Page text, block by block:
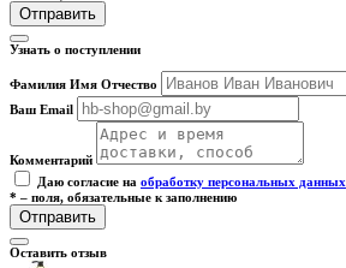
Отправить
Узнать о поступлении
Фамилия Имя Отчество
Ваш Email
Комментарий
Даю согласие на обработку персональных данных
* – поля, обязательные к заполнению
Отправить
Оставить отзыв